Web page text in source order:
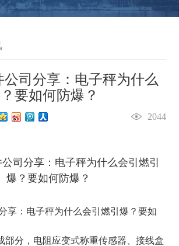
公司分享：电子秤为什么
要如何防爆？
2044
享：电子秤为什么会引燃引爆？要如
部分，电阻应变式称重传感器、接线盒